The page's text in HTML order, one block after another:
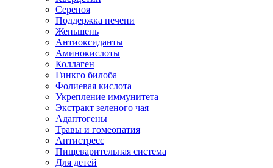
Сереноя
Поддержка печени
Женьшень
Антиоксиданты
Аминокислоты
Коллаген
Гинкго билоба
Фолиевая кислота
Укрепление иммунитета
Экстракт зеленого чая
Адаптогены
Травы и гомеопатия
Антистресс
Пищеварительная система
Для детей